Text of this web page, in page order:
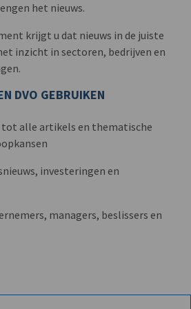
het nieuws.
krijgt u dat nieuws in de juiste
inzicht in sectoren, bedrijven en
DVO GEBRUIKEN
alle artikels en thematische
investeringen en
managers, beslissers en